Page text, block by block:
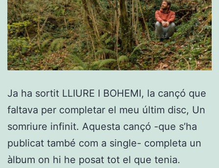
Ja ha sortit LLIURE I BOHEMI, la cançó que
faltava per completar el meu últim disc, Un
somriure infinit. Aquesta cançó -que s’ha
publicat també com a single- completa un
àlbum on hi he posat tot el que tenia.